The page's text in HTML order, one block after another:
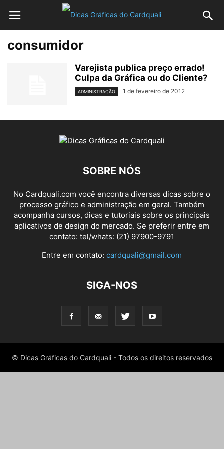
consumidor
Varejista publica preço errado!
Culpa da Gráfica ou do Cliente?
ADMINISTRAÇÃO 1 de fevereiro de 2012
SOBRE NÓS
No Cardquali.com você encontra diversas dicas sobre o
processo gráfico e administração em geral. Também
acompanha cursos, dicas e tutoriais sobre os principais
aplicativos de design do mercado. Se preferir entre em
contato: tel/whats: (21) 97900-9791
Entre em contato: cardquali@gmail.com
SIGA-NOS
© Dicas Gráficas do Cardquali - Todos os direitos reservados